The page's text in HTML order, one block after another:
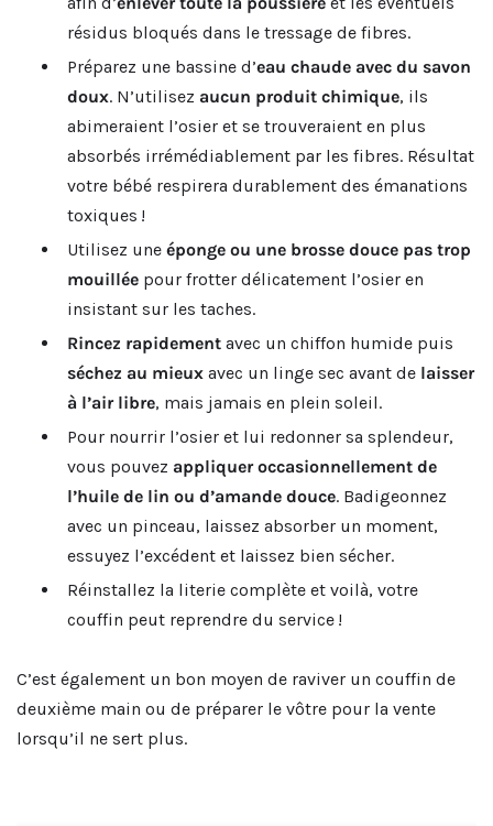
résidus bloqués dans le tressage de fibres.
Préparez une bassine d’eau chaude avec du savon
doux. N’utilisez aucun produit chimique, ils
abimeraient l’osier et se trouveraient en plus
absorbés irrémédiablement par les fibres. Résultat
votre bébé respirera durablement des émanations
toxiques !
Utilisez une éponge ou une brosse douce pas trop
mouillée pour frotter délicatement l’osier en
insistant sur les taches.
Rincez rapidement avec un chiffon humide puis
séchez au mieux avec un linge sec avant de laisser
à l’air libre, mais jamais en plein soleil.
Pour nourrir l’osier et lui redonner sa splendeur,
vous pouvez appliquer occasionnellement de
l’huile de lin ou d’amande douce. Badigeonnez
avec un pinceau, laissez absorber un moment,
essuyez l’excédent et laissez bien sécher.
Réinstallez la literie complète et voilà, votre
couffin peut reprendre du service !
C’est également un bon moyen de raviver un couffin de
deuxième main ou de préparer le vôtre pour la vente
lorsqu’il ne sert plus.